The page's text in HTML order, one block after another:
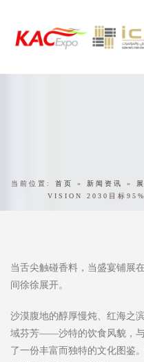
当前位置: 首页 » 新闻资讯 »
VISION 2030目标95%
当舌尖触碰香料，当盛宴铺展
间徐徐展开。
沙漠腹地的醇厚慢炖、红海之
域芬芳——沙特的饮食风貌，
了一份丰富而独特的文化图鉴